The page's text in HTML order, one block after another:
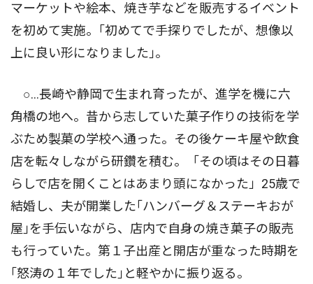
マーケットや絵本、焼き芋などを販売するイベント
を初めて実施。｢初めてで手探りでしたが、想像以
上に良い形になりました｣。
○…長崎や静岡で生まれ育ったが、進学を機に六
角橋の地へ。昔から志していた菓子作りの技術を学
ぶため製菓の学校へ通った。その後ケーキ屋や飲食
店を転々しながら研鑽を積む。「その頃はその日暮
らしで店を開くことはあまり頭になかった」25歳で
結婚し、夫が開業した｢ハンバーグ＆ステーキおが
屋｣を手伝いながら、店内で自身の焼き菓子の販売
も行っていた。第１子出産と開店が重なった時期を
｢怒涛の１年でした｣と軽やかに振り返る。